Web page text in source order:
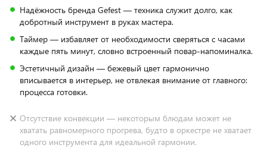
Надёжность бренда Gefest — техника служит долго, как
добротный инструмент в руках мастера.
Таймер — избавляет от необходимости сверяться с часами
каждые пять минут, словно встроенный повар‑напоминалка.
Эстетичный дизайн — бежевый цвет гармонично
вписывается в интерьер, не отвлекая внимание от главного:
процесса готовки.
Отсутствие конвекции — некоторым блюдам может не
хватать равномерного прогрева, будто в оркестре не хватает
одного инструмента для идеальной гармонии.